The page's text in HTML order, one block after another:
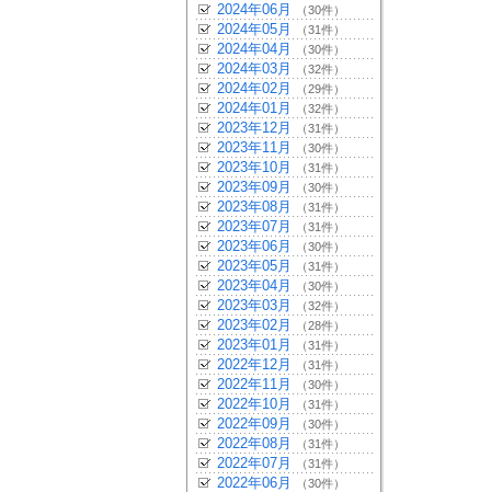
2024年06月 （30件）
2024年05月 （31件）
2024年04月 （30件）
2024年03月 （32件）
2024年02月 （29件）
2024年01月 （32件）
2023年12月 （31件）
2023年11月 （30件）
2023年10月 （31件）
2023年09月 （30件）
2023年08月 （31件）
2023年07月 （31件）
2023年06月 （30件）
2023年05月 （31件）
2023年04月 （30件）
2023年03月 （32件）
2023年02月 （28件）
2023年01月 （31件）
2022年12月 （31件）
2022年11月 （30件）
2022年10月 （31件）
2022年09月 （30件）
2022年08月 （31件）
2022年07月 （31件）
2022年06月 （30件）